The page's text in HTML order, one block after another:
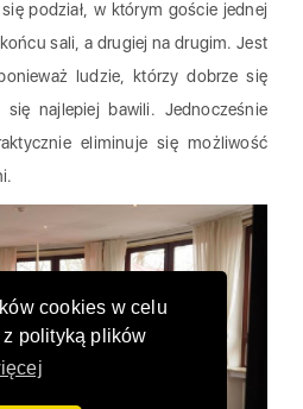
cookies w celu
polityką plików
podział, w którym goście jednej
sali, a drugiej na drugim. Jest
ludzie, którzy dobrze się
najlepiej bawili. Jednocześnie
eliminuje się możliwość